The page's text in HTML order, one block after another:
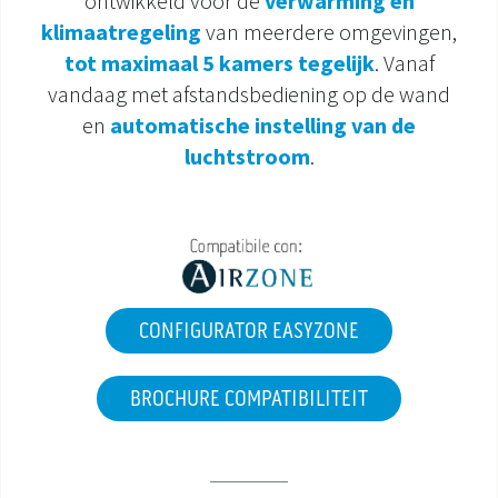
DOCUMENTATIE PRODUCTEN
klimaatregeling van meerdere omgevingen,
tot maximaal 5 kamers tegelijk. Vanaf
vandaag met afstandsbediening op de wand
en automatische instelling van de
luchtstroom.
CONFIGURATOR EASYZONE
BROCHURE COMPATIBILITEIT